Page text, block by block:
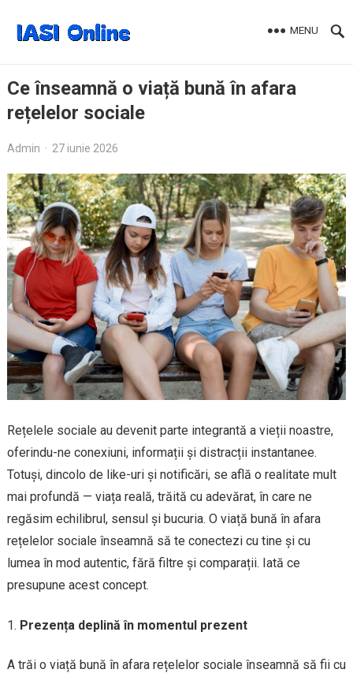
MENU
Ce înseamnă o viață bună în afara
rețelelor sociale
Admin · 27 iunie 2026
Rețelele sociale au devenit parte integrantă a vieții noastre,
oferindu-ne conexiuni, informații și distracții instantanee.
Totuși, dincolo de like-uri și notificări, se află o realitate mult
mai profundă — viața reală, trăită cu adevărat, în care ne
regăsim echilibrul, sensul și bucuria. O viață bună în afara
rețelelor sociale înseamnă să te conectezi cu tine și cu
lumea în mod autentic, fără filtre și comparații. Iată ce
presupune acest concept.
Prezența deplină în momentul prezent
A trăi o viață bună în afara rețelelor sociale înseamnă să fii cu